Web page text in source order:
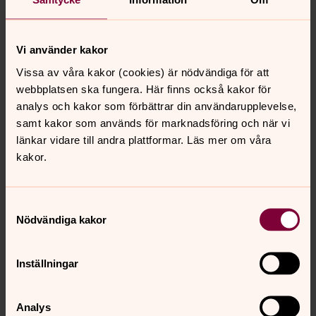
Vi använder kakor
Vissa av våra kakor (cookies) är nödvändiga för att
webbplatsen ska fungera. Här finns också kakor för
analys och kakor som förbättrar din användarupplevelse,
samt kakor som används för marknadsföring och när vi
länkar vidare till andra plattformar. Läs mer om våra
kakor.
Nödvändiga kakor
Inställningar
Analys
Pilgrimsled som mellan åtta vackra kyrkor på Orust som
går via stigar, kuperad terräng och småvägar. Hav, berg
och inland! Kartor och etapper finns påSvenska
kyrkan.se/orust/pilgrimsvandra.
Elisabeth Hesselbladsleden
går från Herrljunga till Fåglavik och tillbaka.
Herrljunga-Gäsenebygdens
I Herrljunga kommun finns en fin pilgrimsled att vandra.
olika sträckningarna inom leden är mellan 3 och 11 km.